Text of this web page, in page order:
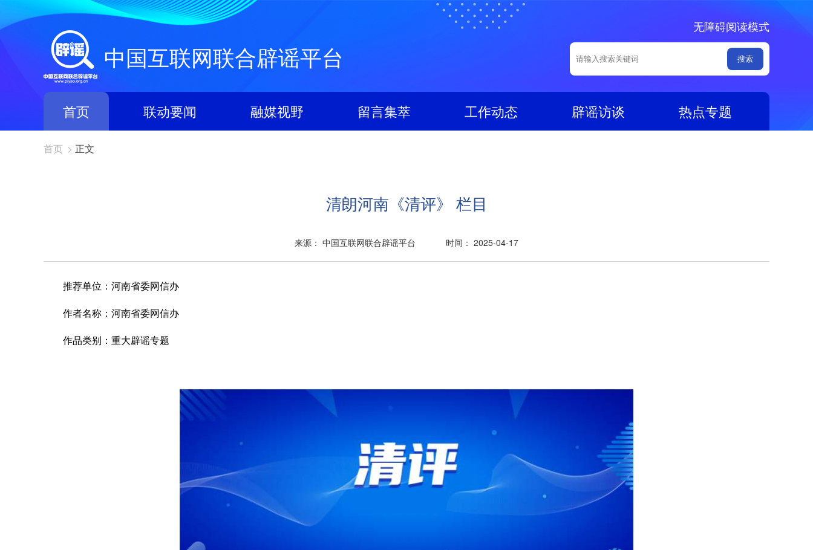
无障碍阅读模式
中国互联网联合辟谣平台
首页 联动要闻 融媒视野 留言集萃 工作动态 辟谣访谈 热点专题
首页 > 正文
清朗河南《清评》 栏目
来源： 中国互联网联合辟谣平台 时间： 2025-04-17
推荐单位： 河南省委网信办
作者名称： 河南省委网信办
作品类别： 重大辟谣专题